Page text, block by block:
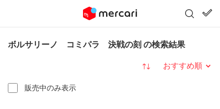
ボルサリーノ コミパラ 決戦の刻 の検索結果
販売中のみ表示
並び替え